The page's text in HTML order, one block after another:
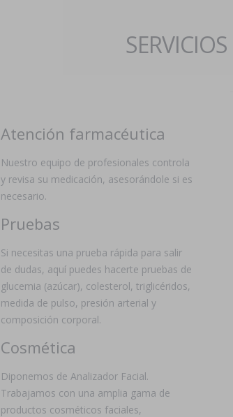
Atención farmacéutica
Nuestro equipo de profesionales controla
y revisa su medicación, asesorándole si es
necesario.
Pruebas
Si necesitas una prueba rápida para salir
de dudas, aquí puedes hacerte pruebas de
glucemia (azúcar), colesterol, triglicéridos,
medida de pulso, presión arterial y
composición corporal.
Cosmética
Diponemos de Analizador Facial.
Trabajamos con una amplia gama de
productos cosméticos faciales,